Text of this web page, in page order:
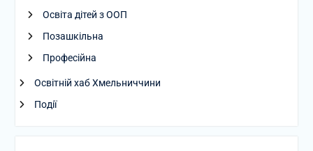
Освіта дітей з ООП
Позашкільна
Професійна
Освітній хаб Хмельниччини
Події